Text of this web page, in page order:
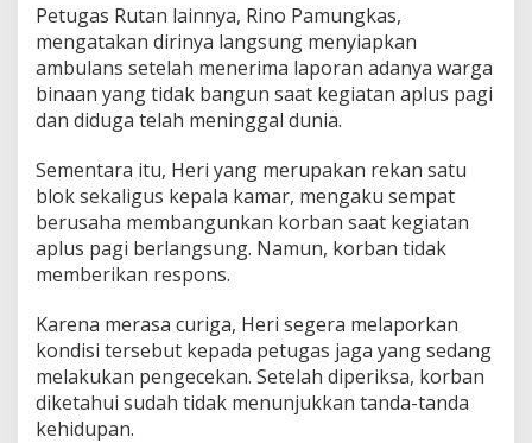
Petugas Rutan lainnya, Rino Pamungkas,
mengatakan dirinya langsung menyiapkan
ambulans setelah menerima laporan adanya warga
binaan yang tidak bangun saat kegiatan aplus pagi
dan diduga telah meninggal dunia.
Sementara itu, Heri yang merupakan rekan satu
blok sekaligus kepala kamar, mengaku sempat
berusaha membangunkan korban saat kegiatan
aplus pagi berlangsung. Namun, korban tidak
memberikan respons.
Karena merasa curiga, Heri segera melaporkan
kondisi tersebut kepada petugas jaga yang sedang
melakukan pengecekan. Setelah diperiksa, korban
diketahui sudah tidak menunjukkan tanda-tanda
kehidupan.